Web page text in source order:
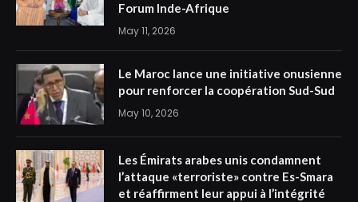
Forum Inde-Afrique
May 11, 2026
Le Maroc lance une initiative onusienne
pour renforcer la coopération Sud-Sud
May 10, 2026
Les Émirats arabes unis condamnent
l’attaque «terroriste» contre Es-Smara
et réaffirment leur appui à l’intégrité